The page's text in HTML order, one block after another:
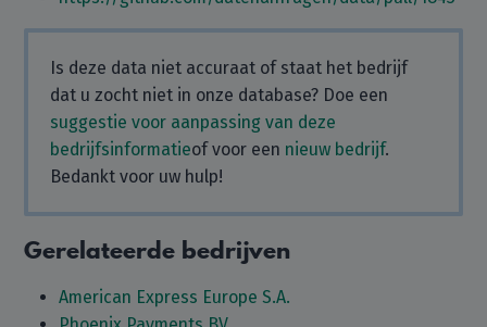
Is deze data niet accuraat of staat het bedrijf
dat u zocht niet in onze database? Doe een
suggestie voor aanpassing van deze
bedrijfsinformatieof voor een nieuw bedrijf.
Bedankt voor uw hulp!
Gerelateerde bedrijven
American Express Europe S.A.